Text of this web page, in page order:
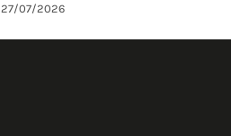
27/07/2026